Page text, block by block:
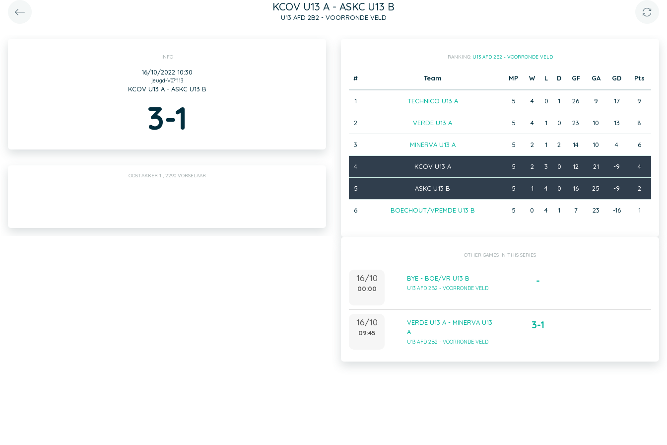
KCOV U13 A - ASKC U13 B
U13 AFD 2B2 - VOORRONDE VELD
INFO
16/10/2022 10:30
jeugd-V07*113
KCOV U13 A - ASKC U13 B
3-1
OOSTAKKER 1 , 2290 VORSELAAR
RANKING: U13 AFD 2B2 - VOORRONDE VELD
# Team MP W L D GF GA GD Pts
1 TECHNICO U13 A 5 4 0 1 26 9 17 9
2 VERDE U13 A 5 4 1 0 23 10 13 8
3 MINERVA U13 A 5 2 1 2 14 10 4 6
4 KCOV U13 A 5 2 3 0 12 21 -9 4
5 ASKC U13 B 5 1 4 0 16 25 -9 2
6 BOECHOUT/VREMDE U13 B 5 0 4 1 7 23 -16 1
OTHER GAMES IN THIS SERIES
16/10
00:00
BYE - BOE/VR U13 B
U13 AFD 2B2 - VOORRONDE VELD
-
16/10
09:45
VERDE U13 A - MINERVA U13
A
U13 AFD 2B2 - VOORRONDE VELD
3-1